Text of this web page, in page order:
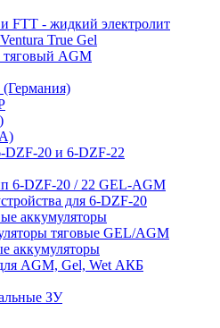
FTT - жидкий электролит
True Gel
тяговый AGM
(Германия)
DZF-20 и 6-DZF-22
6-DZF-20 / 22 GEL-AGM
для 6-DZF-20
аккумуляторы
тяговые GEL/AGM
аккумуляторы
AGM, Gel, Wet АКБ
ЗУ